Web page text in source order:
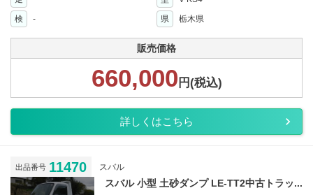
検
- 県 栃木県
販売価格
660,000 円(税込)
詳しくはこちら
出品番号 11470 スバル
スバル 小型 土砂ダンプ LE-TT2中古トラッ...